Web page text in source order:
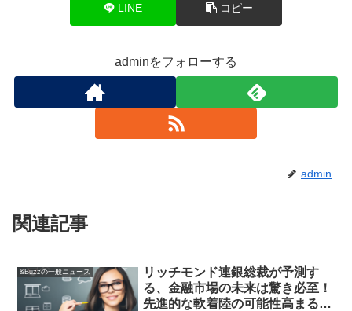
LINE コピー
adminをフォローする
admin
関連記事
&Buzzの一般ニュース
リッチモンド連銀総裁が予測す
る、金融市場の未来は驚き必至！
先進的な軟着陸の可能性高まると